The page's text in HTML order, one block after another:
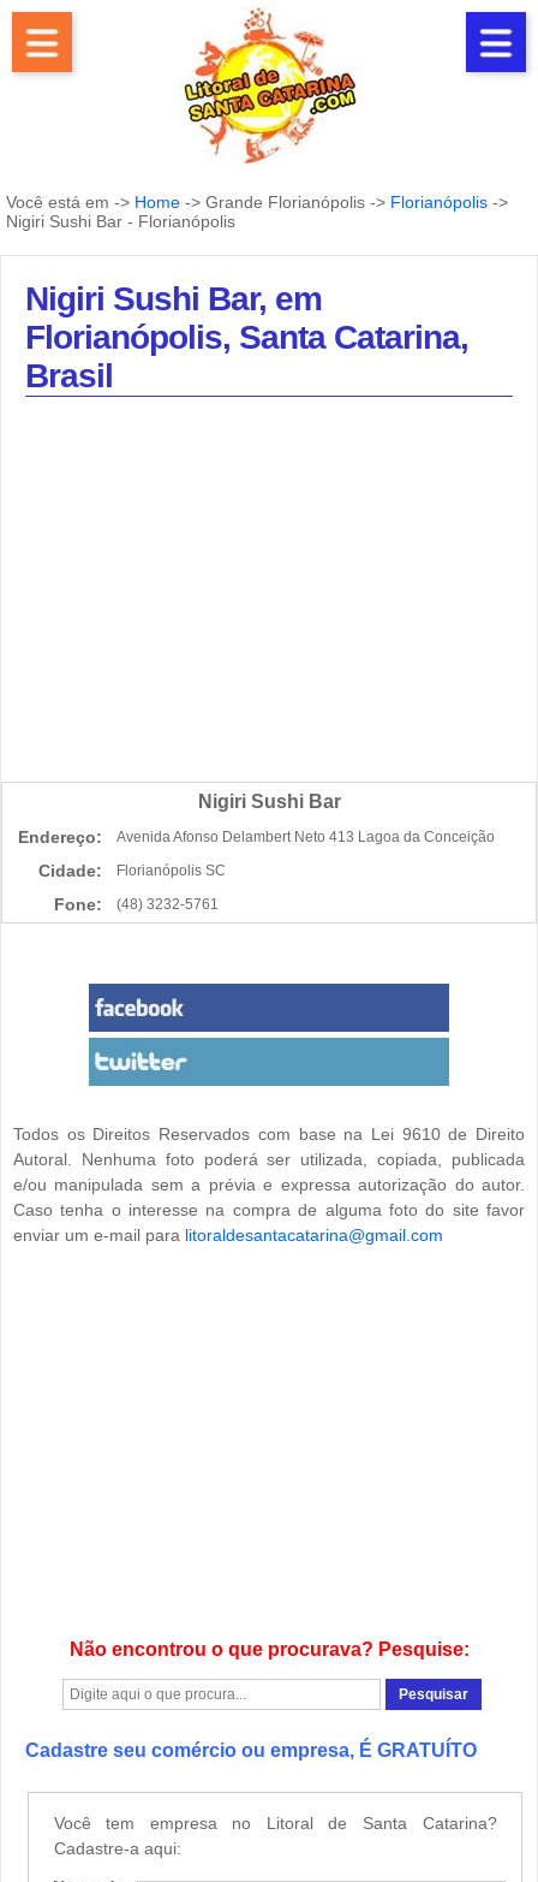
Você está em -> Home -> Grande Florianópolis -> Florianópolis ->
Nigiri Sushi Bar - Florianópolis
Nigiri Sushi Bar, em
Florianópolis, Santa Catarina,
Brasil
Nigiri Sushi Bar
Endereço: Avenida Afonso Delambert Neto 413 Lagoa da Conceição
Cidade: Florianópolis SC
Fone: (48) 3232-5761
Todos os Direitos Reservados com base na Lei 9610 de Direito
Autoral. Nenhuma foto poderá ser utilizada, copiada, publicada
e/ou manipulada sem a prévia e expressa autorização do autor.
Caso tenha o interesse na compra de alguma foto do site favor
enviar um e-mail para litoraldesantacatarina@gmail.com
Não encontrou o que procurava? Pesquise:
Cadastre seu comércio ou empresa, É GRATUÍTO
Você tem empresa no Litoral de Santa Catarina?
Cadastre-a aqui: